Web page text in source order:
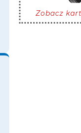
Zobacz